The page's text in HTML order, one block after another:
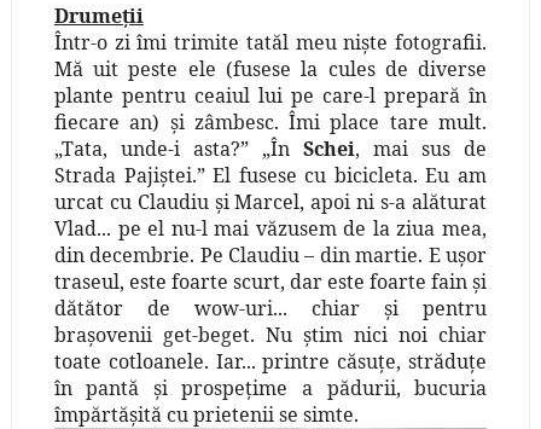
Drumeţii
Într-o zi îmi trimite tatăl meu nişte fotografii.
Mă uit peste ele (fusese la cules de diverse
plante pentru ceaiul lui pe care-l prepară în
fiecare an) şi zâmbesc. Îmi place tare mult.
„Tata, unde-i asta?” „În Schei, mai sus de
Strada Pajiştei.” El fusese cu bicicleta. Eu am
urcat cu Claudiu şi Marcel, apoi ni s-a alăturat
Vlad... pe el nu-l mai văzusem de la ziua mea,
din decembrie. Pe Claudiu – din martie. E uşor
traseul, este foarte scurt, dar este foarte fain şi
dătător de wow-uri... chiar şi pentru
braşovenii get-beget. Nu ştim nici noi chiar
toate cotloanele. Iar... printre căsuţe, străduţe
în pantă şi prospeţime a pădurii, bucuria
împărtăşită cu prietenii se simte.